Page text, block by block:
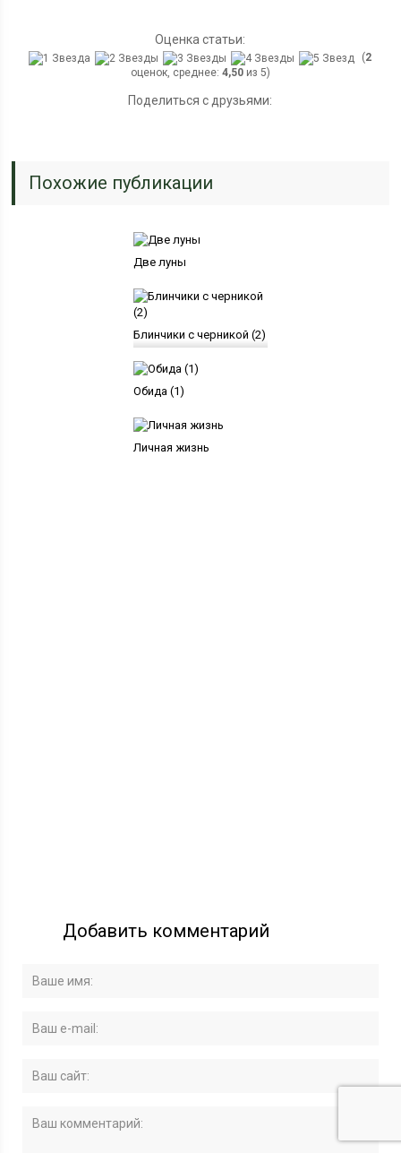
Оценка статьи:
(2
оценок, среднее: 4,50из 5)
Поделиться с друзьями:
Похожие публикации
Две луны
Блинчики с черникой (2)
Обида (1)
Личная жизнь
Добавить комментарий